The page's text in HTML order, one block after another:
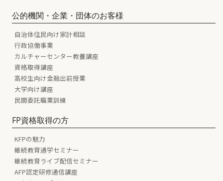
公的機関・企業・団体のお客様
自治体住民向け家計相談
行政協働事業
カルチャーセンター教養講座
資格取得講座
高校生向け金融出前授業
大学向け講座
民間委託職業訓練
FP資格取得の方
KFPの魅力
継続教育通学セミナー
継続教育ライブ配信セミナー
AFP認定研修通信講座